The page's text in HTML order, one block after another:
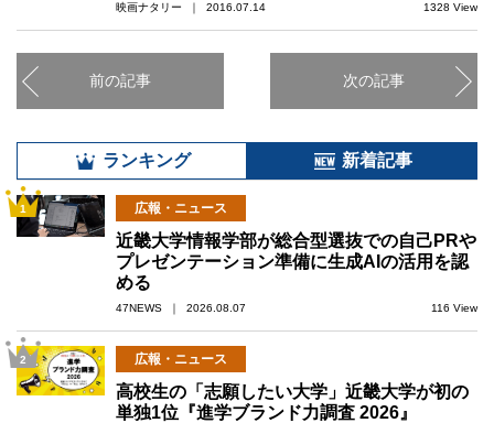
映画ナタリー ｜ 2016.07.14 1328 View
前の記事 次の記事
ランキング 新着記事
1 広報・ニュース
近畿大学情報学部が総合型選抜での自己PRや
プレゼンテーション準備に生成AIの活用を認
める
47NEWS ｜ 2026.08.07 116 View
2 広報・ニュース
高校生の「志願したい大学」近畿大学が初の
単独1位『進学ブランド力調査 2026』